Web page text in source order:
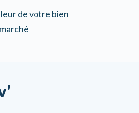
de votre bien